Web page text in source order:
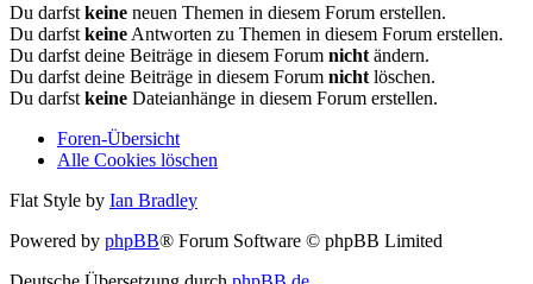
Du darfst keine neuen Themen in diesem Forum erstellen.
Du darfst keine Antworten zu Themen in diesem Forum erstellen.
Du darfst deine Beiträge in diesem Forum nicht ändern.
Du darfst deine Beiträge in diesem Forum nicht löschen.
Du darfst keine Dateianhänge in diesem Forum erstellen.
Foren-Übersicht
Alle Cookies löschen
Flat Style by Ian Bradley
Powered by phpBB® Forum Software © phpBB Limited